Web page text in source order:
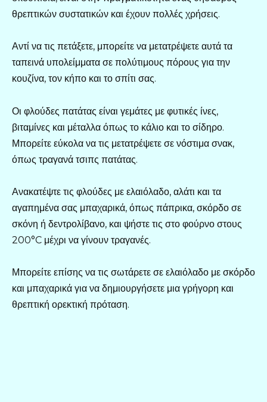
θρεπτικών συστατικών και έχουν πολλές χρήσεις.
Αντί να τις πετάξετε, μπορείτε να μετατρέψετε αυτά τα
ταπεινά υπολείμματα σε πολύτιμους πόρους για την
κουζίνα, τον κήπο και το σπίτι σας.
Οι φλούδες πατάτας είναι γεμάτες με φυτικές ίνες,
βιταμίνες και μέταλλα όπως το κάλιο και το σίδηρο.
Μπορείτε εύκολα να τις μετατρέψετε σε νόστιμα σνακ,
όπως τραγανά τσιπς πατάτας.
Ανακατέψτε τις φλούδες με ελαιόλαδο, αλάτι και τα
αγαπημένα σας μπαχαρικά, όπως πάπρικα, σκόρδο σε
σκόνη ή δεντρολίβανο, και ψήστε τις στο φούρνο στους
200°C μέχρι να γίνουν τραγανές.
Μπορείτε επίσης να τις σωτάρετε σε ελαιόλαδο με σκόρδο
και μπαχαρικά για να δημιουργήσετε μια γρήγορη και
θρεπτική ορεκτική πρόταση.